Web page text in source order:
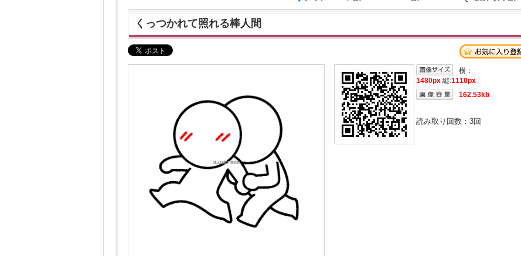
くっつかれて照れる棒人間
横：
1480px 縦:1110px
162.53kb
読み取り回数： 3回